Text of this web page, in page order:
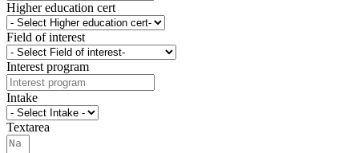
Higher education cert
Field of interest
Interest program
Intake
Textarea